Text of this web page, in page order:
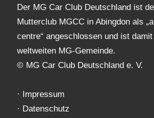
Der MG Car Club Deutschland ist
Mutterclub MGCC in Abingdon als
centre“ angeschlossen und ist
weltweiten MG-Gemeinde.
© MG Car Club Deutschland e. V.
·
Impressum
· Datenschutz